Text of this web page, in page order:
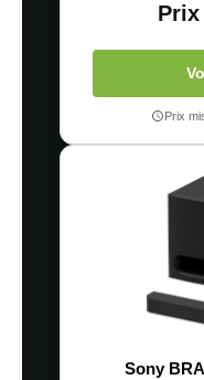
Prix
Sony